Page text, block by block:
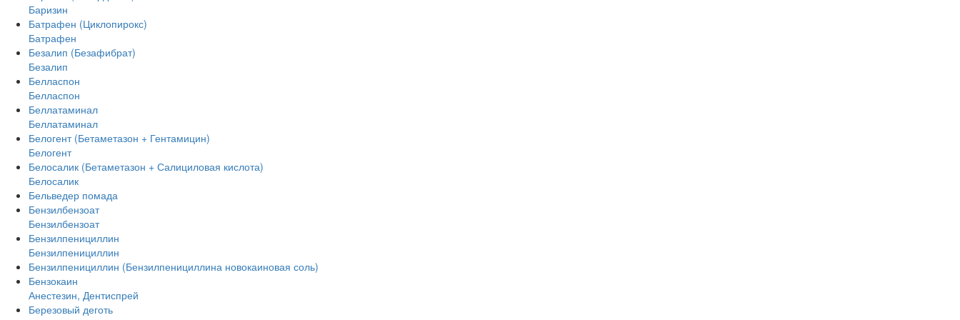
Баризин
Батрафен (Циклопирокс)
Батрафен
Безалип (Безафибрат)
Безалип
Белласпон
Белласпон
Беллатаминал
Беллатаминал
Белогент (Бетаметазон + Гентамицин)
Белогент
Белосалик (Бетаметазон + Салициловая кислота)
Белосалик
Бельведер помада
Бензилбензоат
Бензилбензоат
Бензилпенициллин
Бензилпенициллин
Бензилпенициллин (Бензилпенициллина новокаиновая соль)
Бензокаин
Анестезин, Дентиспрей
Березовый деготь